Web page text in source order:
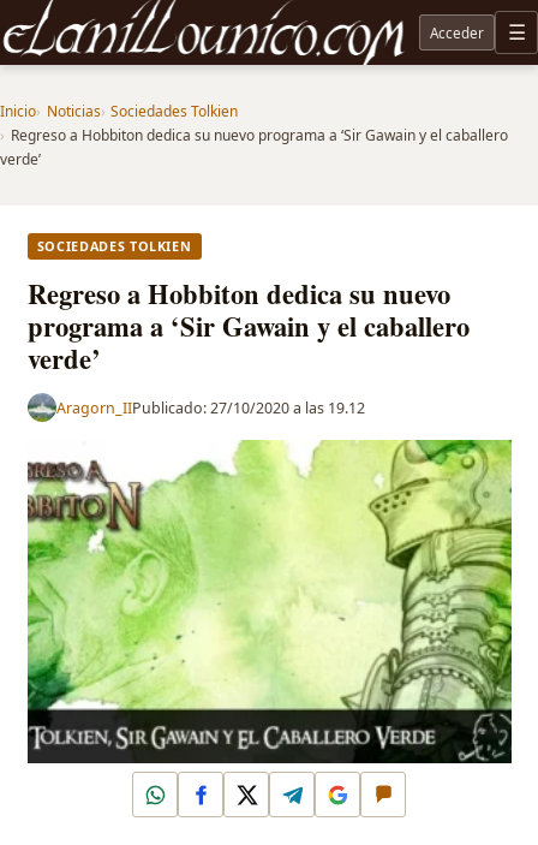
Noticias sobre Tolkien: El Señor de los Anillos, Los Anillos de Poder, La Caza de Gollum, la
Acceder
Inicio Noticias Sociedades Tolkien
Regreso a Hobbiton dedica su nuevo programa a ‘Sir Gawain y el caballero
verde’
SOCIEDADES TOLKIEN
Regreso a Hobbiton dedica su nuevo
programa a ‘Sir Gawain y el caballero
verde’
Aragorn_IIPublicado:27/10/2020 a las 19.12
WhatsAppFacebook
X TelegramGoogleComentar